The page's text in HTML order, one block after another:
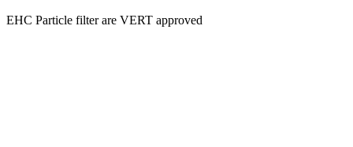
EHC Particle filter are VERT approved